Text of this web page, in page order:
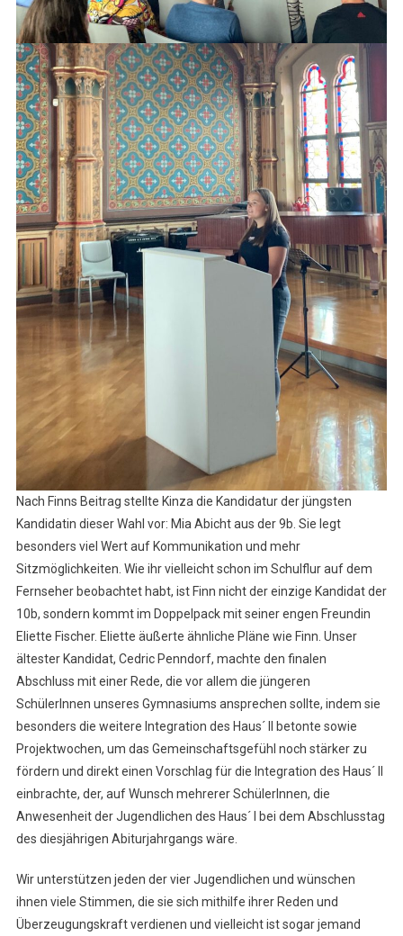
Nach Finns Beitrag stellte Kinza die Kandidatur der jüngsten
Kandidatin dieser Wahl vor: Mia Abicht aus der 9b. Sie legt
besonders viel Wert auf Kommunikation und mehr
Sitzmöglichkeiten. Wie ihr vielleicht schon im Schulflur auf dem
Fernseher beobachtet habt, ist Finn nicht der einzige Kandidat der
10b, sondern kommt im Doppelpack mit seiner engen Freundin
Eliette Fischer. Eliette äußerte ähnliche Pläne wie Finn. Unser
ältester Kandidat, Cedric Penndorf, machte den finalen
Abschluss mit einer Rede, die vor allem die jüngeren
SchülerInnen unseres Gymnasiums ansprechen sollte, indem sie
besonders die weitere Integration des Haus´ II betonte sowie
Projektwochen, um das Gemeinschaftsgefühl noch stärker zu
fördern und direkt einen Vorschlag für die Integration des Haus´ II
einbrachte, der, auf Wunsch mehrerer SchülerInnen, die
Anwesenheit der Jugendlichen des Haus´ I bei dem Abschlusstag
des diesjährigen Abiturjahrgangs wäre.
Wir unterstützen jeden der vier Jugendlichen und wünschen
ihnen viele Stimmen, die sie sich mithilfe ihrer Reden und
Überzeugungskraft verdienen und vielleicht ist sogar jemand